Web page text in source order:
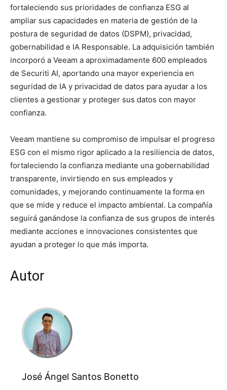
fortaleciendo sus prioridades de confianza ESG al
ampliar sus capacidades en materia de gestión de la
postura de seguridad de datos (DSPM), privacidad,
gobernabilidad e IA Responsable. La adquisición también
incorporó a Veeam a aproximadamente 600 empleados
de Securiti AI, aportando una mayor experiencia en
seguridad de IA y privacidad de datos para ayudar a los
clientes a gestionar y proteger sus datos con mayor
confianza.
Veeam mantiene su compromiso de impulsar el progreso
ESG con el mismo rigor aplicado a la resiliencia de datos,
fortaleciendo la confianza mediante una gobernabilidad
transparente, invirtiendo en sus empleados y
comunidades, y mejorando continuamente la forma en
que se mide y reduce el impacto ambiental. La compañía
seguirá ganándose la confianza de sus grupos de interés
mediante acciones e innovaciones consistentes que
ayudan a proteger lo que más importa.
Autor
José Ángel Santos Bonetto